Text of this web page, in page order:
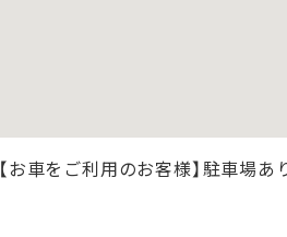
【お車をご利用のお客様】駐車場あ